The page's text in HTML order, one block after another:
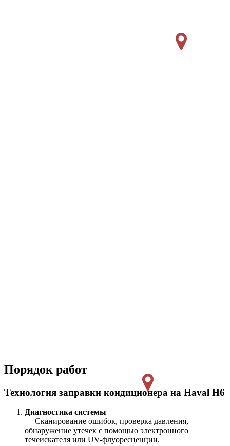
Порядок работ
Технология заправки кондиционера на Haval H6
Диагностика системы
— Сканирование ошибок, проверка давления,
обнаружение утечек с помощью электронного
течеискателя или UV-флуоресценции.